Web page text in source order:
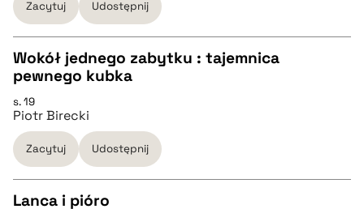
Zacytuj Udostępnij
CZYSTY TEKST
pobierz cytat
BIBTEX
Wokół jednego zabytku : tajemnica
pewnego kubka
s. 19
Piotr Birecki
Zacytuj Udostępnij
Lanca i pióro